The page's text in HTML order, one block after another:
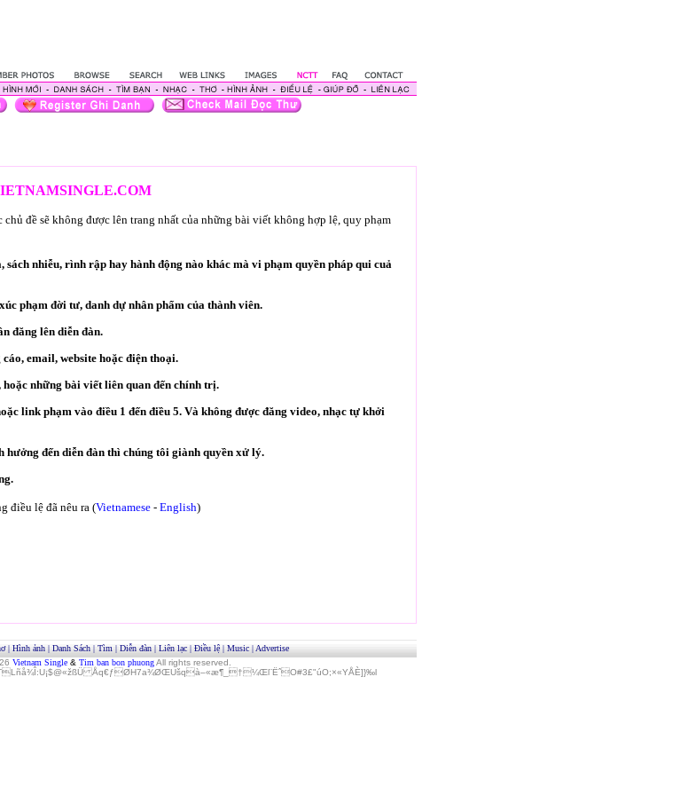
đề sẽ không được lên trang nhất của những bài viết không hợp lệ, quy phạm
sách nhiễu, rình rập hay hành động nào khác mà vi phạm quyền pháp qui cuả
phạm đời tư, danh dự nhân phẩm của thành viên.
đăng lên diễn đàn.
email, website hoặc điện thoại.
những bài viết liên quan đến chính trị.
link phạm vào điều 1 đến điều 5. Và không được đăng video, nhạc tự khởi
đến diễn đàn thì chúng tôi giành quyền xử lý.
điều lệ đã nêu ra (Vietnamese - English)
| Hình ảnh | Danh Sách | Tìm | Diễn đàn | Liên lạc | Điều lệ | Music | Advertise
Vietnam Single& Tim ban bon phuong All rights reserved.
Åq€ƒØH7a¾ØŒUšqà–«æ¶_†¼Œl¨ËˆO#3£"úO;×«Y­ÅÈ]}‰l